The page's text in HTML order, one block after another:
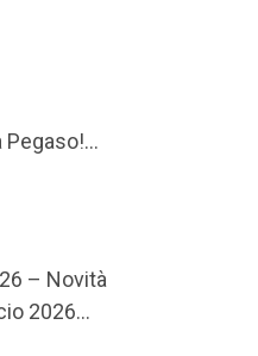
– Novità
2026...